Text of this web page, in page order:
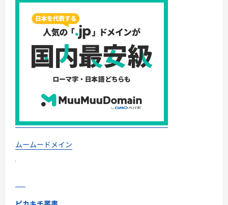
ムームードメイン